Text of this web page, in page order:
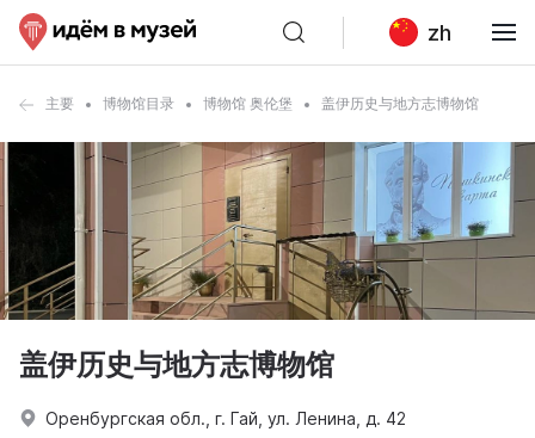
zh
主要 博物馆目录 博物馆 奥伦堡 盖伊历史与地方志博物馆
盖伊历史与地方志博物馆
Оренбургская обл., г. Гай, ул. Ленина, д. 42